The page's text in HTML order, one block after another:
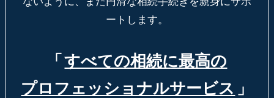
ートします。
「 すべての相続に最高の
プロフェッショナルサービス 」